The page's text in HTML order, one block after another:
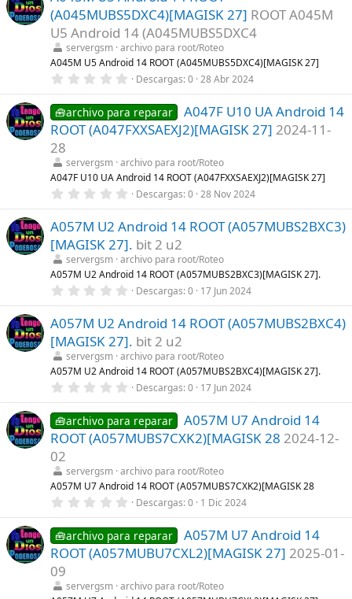
e
s
t
r
e
l
a
(
s
)
(A045MUBS5DXC4)[MAGISK 27] ROOT A045M
U5 Android 14 (A045MUBS5DXC4
servergsm archivo para root/Roteo
A045M U5 Android 14 ROOT (A045MUBS5DXC4)[MAGISK 27]
0
0
0
e
s
e
l
a
(
s
)
Descargas 0 28 Abr 2024
🧰archivo para reparar
A047F U10 UA Android 14
ROOT (A047FXXSAEXJ2)[MAGISK 27] 2024-11-
28
servergsm archivo para root/Roteo
A047F U10 UA Android 14 ROOT (A047FXXSAEXJ2)[MAGISK 27]
0
0
0
e
s
t
r
e
l
(
s
)
Descargas 0 28 Nov 2024
A057M U2 Android 14 ROOT (A057MUBS2BXC3)
[MAGISK 27]. bit 2 u2
servergsm archivo para root/Roteo
A057M U2 Android 14 ROOT (A057MUBS2BXC3)[MAGISK 27].
0
0
0
e
s
t
r
e
l
a
(
s
)
Descargas 0 17 Jun 2024
A057M U2 Android 14 ROOT (A057MUBS2BXC4)
[MAGISK 27]. bit 2 u2
servergsm archivo para root/Roteo
A057M U2 Android 14 ROOT (A057MUBS2BXC4)[MAGISK 27].
0
0
0
e
s
e
l
a
(
s
)
Descargas 0 17 Jun 2024
🧰archivo para reparar
A057M U7 Android 14
ROOT (A057MUBS7CXK2)[MAGISK 28 2024-12-
02
servergsm archivo para root/Roteo
A057M U7 Android 14 ROOT (A057MUBS7CXK2)[MAGISK 28
0
0
0
e
s
e
Descargas 0 1 Dic 2024
🧰archivo para reparar
A057M U7 Android 14
ROOT (A057MUBU7CXL2)[MAGISK 27] 2025-01-
09
servergsm archivo para root/Roteo